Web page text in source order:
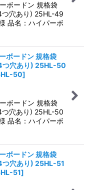
ボードン 規格袋
穴あり) 25HL-49
品名：ハイパーボ
ボードン 規格袋
つ穴あり) 25HL-50
50]
ボードン 規格袋
穴あり) 25HL-50
品名：ハイパーボ
ボードン 規格袋
穴あり) 25HL-51
51]